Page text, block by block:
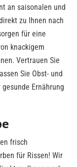
an saisonalen und
zu Ihnen nach
für eine
knackigem
Vertrauen Sie
Sie Obst- und
Ernährung
frisch
für Rissen! Wir